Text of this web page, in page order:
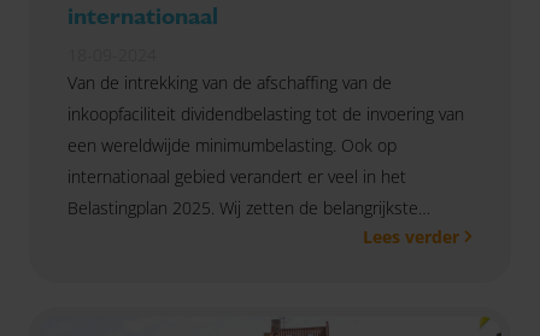
internationaal
Van de intrekking van de afschaffing van de
inkoopfaciliteit dividendbelasting tot de invoering van
een wereldwijde minimumbelasting. Ook op
internationaal gebied verandert er veel in het
Belastingplan 2025. Wij zetten de belangrijkste
wijzigingen voor je als internationaal opererende
Lees verder